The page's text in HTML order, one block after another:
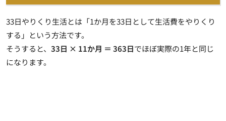
33日やりくり生活とは「1か月を33日として生活費をやりくり
する」という方法です。
そうすると、 33日 × 11か月 ＝ 363日でほぼ実際の1年と同じ
になります。